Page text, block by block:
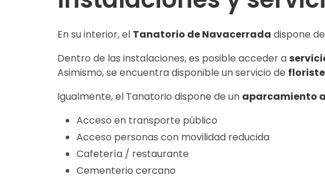
En su interior, el Tanatorio de Navacerrada dispone de
Dentro de las instalaciones, es posible acceder a
Asimismo, se encuentra disponible un servicio de
Igualmente, el Tanatorio dispone de un aparcamiento
Acceso en transporte público
Acceso personas con movilidad reducida
Cafetería / restaurante
Cementerio cercano